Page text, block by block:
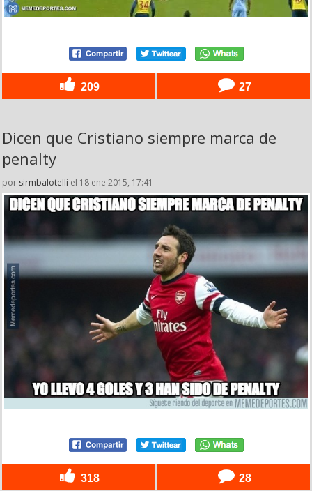
209 27
Dicen que Cristiano siempre marca de
penalty
por sirmbalotelli el 18 ene 2015, 17:41
318 28